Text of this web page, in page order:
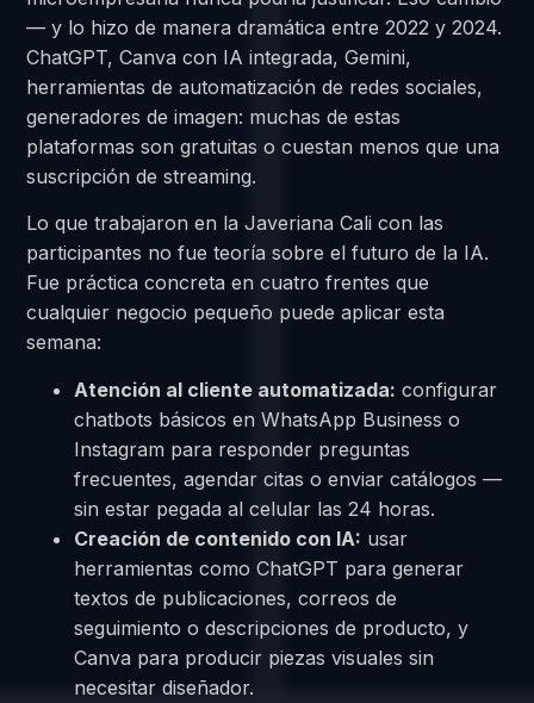
— y lo hizo de manera dramática entre 2022 y 2024.
ChatGPT, Canva con IA integrada, Gemini,
herramientas de automatización de redes sociales,
generadores de imagen: muchas de estas
plataformas son gratuitas o cuestan menos que una
suscripción de streaming.
Lo que trabajaron en la Javeriana Cali con las
participantes no fue teoría sobre el futuro de la IA.
Fue práctica concreta en cuatro frentes que
cualquier negocio pequeño puede aplicar esta
semana:
Atención al cliente automatizada: configurar
chatbots básicos en WhatsApp Business o
Instagram para responder preguntas
frecuentes, agendar citas o enviar catálogos —
sin estar pegada al celular las 24 horas.
Creación de contenido con IA: usar
herramientas como ChatGPT para generar
textos de publicaciones, correos de
seguimiento o descripciones de producto, y
Canva para producir piezas visuales sin
necesitar diseñador.